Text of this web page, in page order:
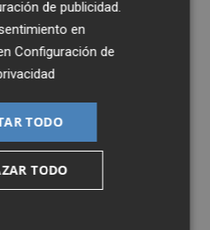
de publicidad
en
Configuración de
TODO
TODO